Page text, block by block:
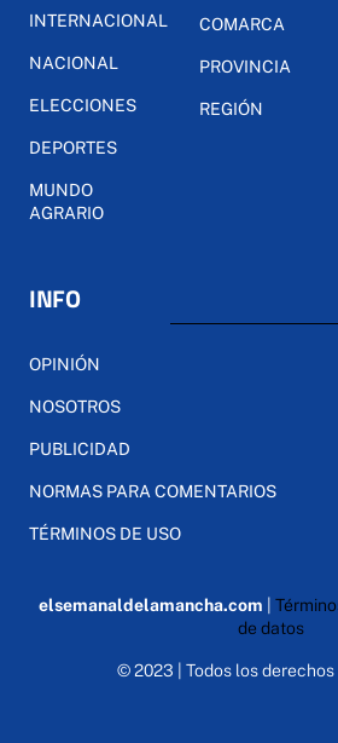
INTERNACIONAL
NACIONAL
ELECCIONES
DEPORTES
MUNDO
AGRARIO
COMARCA
PROVINCIA
REGIÓN
INFO
OPINIÓN
NOSOTROS
PUBLICIDAD
NORMAS PARA COMENTARIOS
TÉRMINOS DE USO
elsemanaldelamancha.com
de datos
© 2023 | Todos los